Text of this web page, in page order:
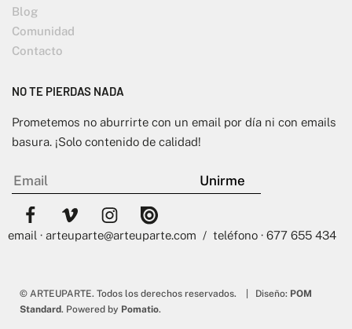
Blog
Comunidad
Contacto
NO TE PIERDAS NADA
Prometemos no aburrirte con un email por día ni con emails
basura. ¡Solo contenido de calidad!
email · arteuparte@arteuparte.com / teléfono · 677 655 434
© ARTEUPARTE. Todos los derechos reservados. | Diseño: POM
Standard. Powered by Pomatio.